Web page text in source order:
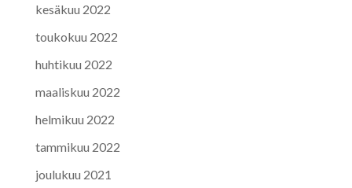
kesäkuu 2022
toukokuu 2022
huhtikuu 2022
maaliskuu 2022
helmikuu 2022
tammikuu 2022
joulukuu 2021